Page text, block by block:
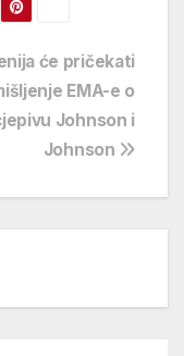
će pričekati
EMA-e o
Johnson i
Johnson